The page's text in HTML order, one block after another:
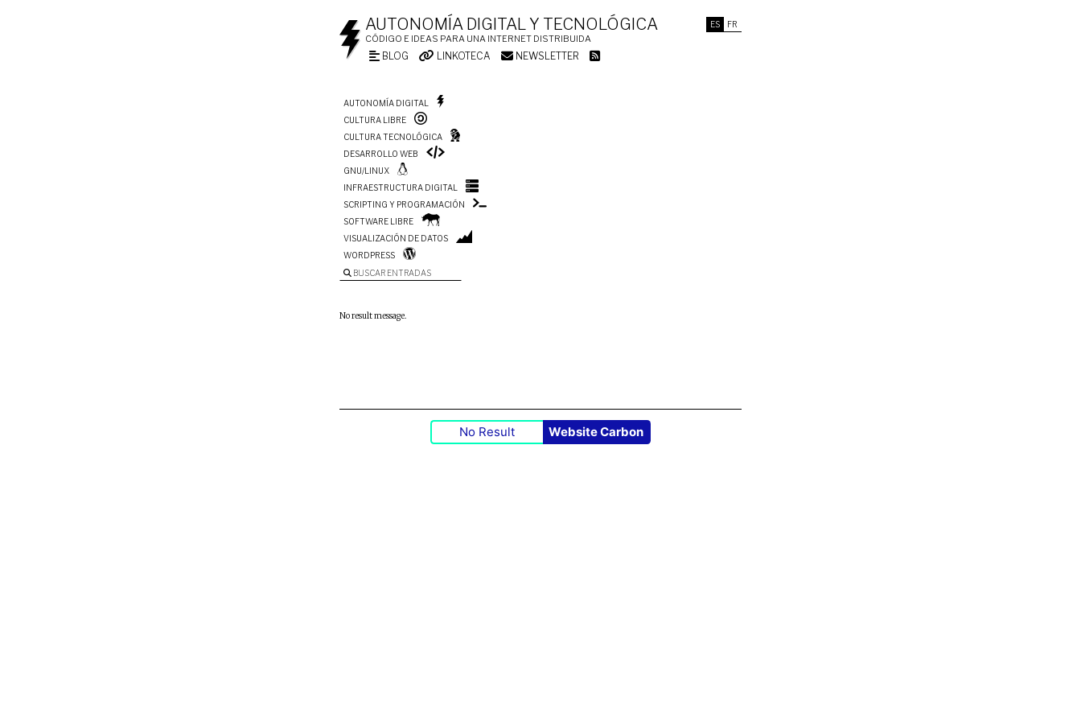
ES FR
AUTONOMÍA DIGITAL Y TECNOLÓGICA
CÓDIGO E IDEAS PARA UNA INTERNET DISTRIBUIDA
BLOG LINKOTECA NEWSLETTER
AUTONOMÍA DIGITAL
CULTURA LIBRE
CULTURA TECNOLÓGICA
DESARROLLO WEB
GNU/LINUX
INFRAESTRUCTURA DIGITAL
SCRIPTING Y PROGRAMACIÓN
SOFTWARE LIBRE
VISUALIZACIÓN DE DATOS
WORDPRESS
BUSCAR ENTRADAS
No result message.
No Result Website Carbon